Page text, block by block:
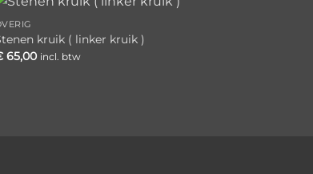
Toevoegen
kruik ( linker kruik )
65,00 incl. btw